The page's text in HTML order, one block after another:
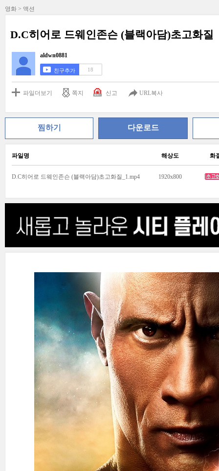
영화 > 액션
D.C히어로 드웨인존슨 (블랙아담)초고화질
aldwn0881
친구추가 18
파일더보기 쪽지 신고 URL복사
찜하기 다운로드
파일명 해상도 화
D.C히어로 드웨인존슨 (블랙아담)초고화질_1.mp4 1920x800